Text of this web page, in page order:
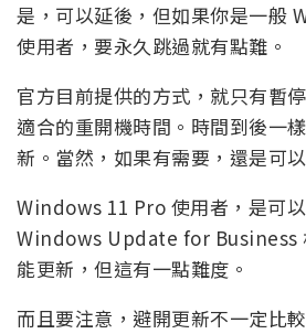
是，可以延後，但如果你是一般
使用者，要永久跳過就有點難。
官方目前提供的方式，就只有暫
適合的重開機時間。時間到後一
新。當然，如果有需要，還是可
Windows 11 Pro 使用者，是可
Windows Update for Business
能更新，但這有一點難度。
而且要注意，避開更新不一定比